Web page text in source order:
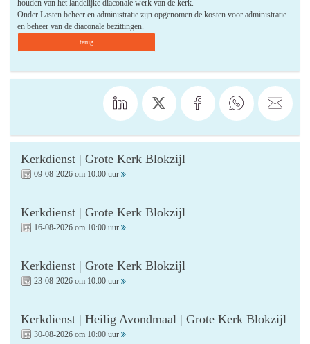
houden van het landelijke diaconale werk van de kerk.
Onder Lasten beheer en administratie zijn opgenomen de kosten voor administratie
en beheer van de diaconale bezittingen.
terug
Kerkdienst | Grote Kerk Blokzijl
09-08-2026 om 10:00 uur
Kerkdienst | Grote Kerk Blokzijl
16-08-2026 om 10:00 uur
Kerkdienst | Grote Kerk Blokzijl
23-08-2026 om 10:00 uur
Kerkdienst | Heilig Avondmaal | Grote Kerk Blokzijl
30-08-2026 om 10:00 uur